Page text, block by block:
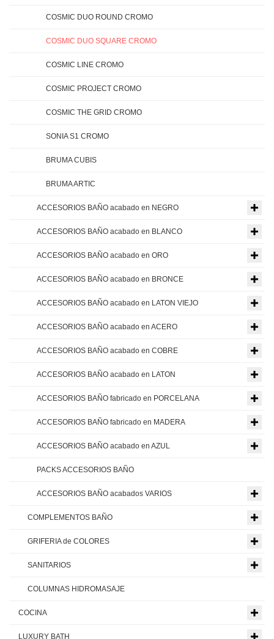
COSMIC DUO ROUND CROMO
COSMIC DUO SQUARE CROMO
COSMIC LINE CROMO
COSMIC PROJECT CROMO
COSMIC THE GRID CROMO
SONIA S1 CROMO
BRUMA CUBIS
BRUMA ARTIC
ACCESORIOS BAÑO acabado en NEGRO
ACCESORIOS BAÑO acabado en BLANCO
ACCESORIOS BAÑO acabado en ORO
ACCESORIOS BAÑO acabado en BRONCE
ACCESORIOS BAÑO acabado en LATON VIEJO
ACCESORIOS BAÑO acabado en ACERO
ACCESORIOS BAÑO acabado en COBRE
ACCESORIOS BAÑO acabado en LATON
ACCESORIOS BAÑO fabricado en PORCELANA
ACCESORIOS BAÑO fabricado en MADERA
ACCESORIOS BAÑO acabado en AZUL
PACKS ACCESORIOS BAÑO
ACCESORIOS BAÑO acabados VARIOS
COMPLEMENTOS BAÑO
GRIFERIA de COLORES
SANITARIOS
COLUMNAS HIDROMASAJE
COCINA
LUXURY BATH